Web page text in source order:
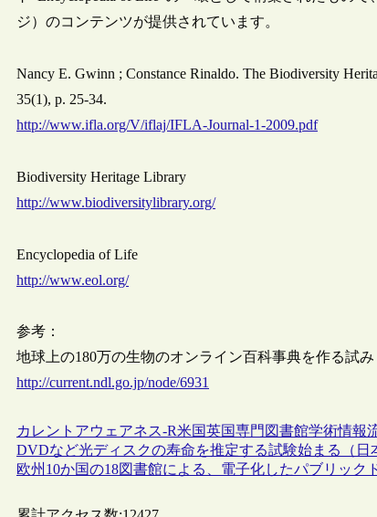
ジ）のコンテンツが提供されています。
Nancy E. Gwinn ; Constance Rinaldo. The Biodiversity
35(1), p. 25-34.
http://www.ifla.org/V/iflaj/IFLA-Journal-1-2009.pdf
Biodiversity Heritage Library
http://www.biodiversitylibrary.org/
Encyclopedia of Life
http://www.eol.org/
参考：
地球上の180万の生物のオンライン百科事典を作る試み
http://current.ndl.go.jp/node/6931
カレントアウェアネス-R米国英国専門図書館学術情報
DVDなど光ディスクの寿命を推定する試験始まる（日
欧州10か国の18図書館による、電子化したパブリッ